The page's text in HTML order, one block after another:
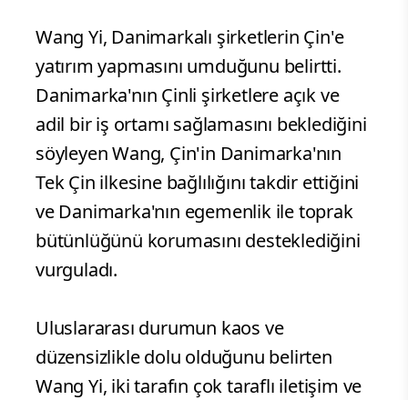
Wang Yi, Danimarkalı şirketlerin Çin'e
yatırım yapmasını umduğunu belirtti.
Danimarka'nın Çinli şirketlere açık ve
adil bir iş ortamı sağlamasını beklediğini
söyleyen Wang, Çin'in Danimarka'nın
Tek Çin ilkesine bağlılığını takdir ettiğini
ve Danimarka'nın egemenlik ile toprak
bütünlüğünü korumasını desteklediğini
vurguladı.
Uluslararası durumun kaos ve
düzensizlikle dolu olduğunu belirten
Wang Yi, iki tarafın çok taraflı iletişim ve